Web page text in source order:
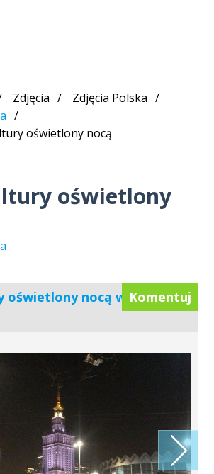
Zdjęcia
Zdjęcia Polska
oświetlony nocą
oświetlony
oświetlony nocą w Komentuj